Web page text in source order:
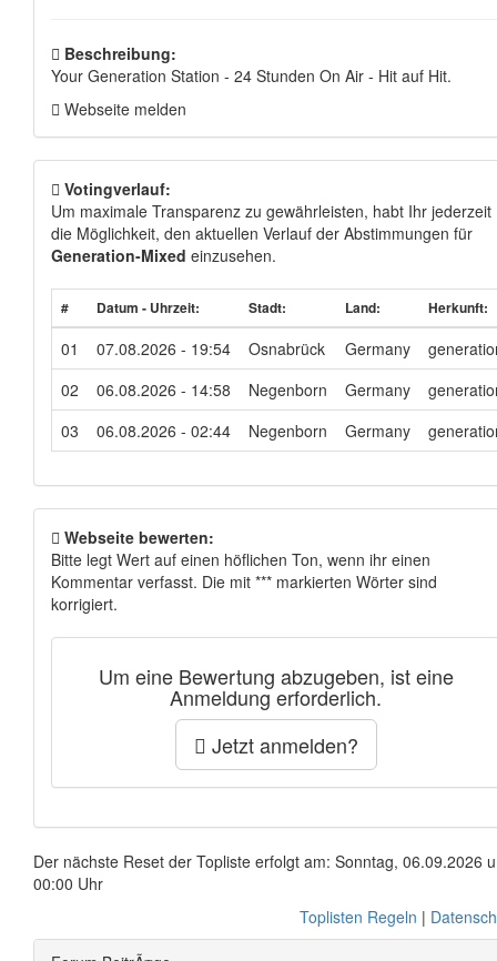
Beschreibung:
Your Generation Station - 24 Stunden On Air - Hit auf Hit.
Webseite melden
Votingverlauf:
Um maximale Transparenz zu gewährleisten, habt Ihr jederzeit
die Möglichkeit, den aktuellen Verlauf der Abstimmungen für
Generation-Mixed einzusehen.
# Datum - Uhrzeit: Stadt: Land: Herkunft:
01 07.08.2026 - 19:54 Osnabrück Germany
02
06.08.2026 - 14:58 Negenborn Germany
03
06.08.2026 - 02:44 Negenborn Germany
Webseite bewerten:
Bitte legt Wert auf einen höflichen Ton, wenn ihr einen
Kommentar verfasst. Die mit *** markierten Wörter sind
korrigiert.
Um eine Bewertung abzugeben, ist eine
Anmeldung erforderlich.
Jetzt anmelden?
Der nächste Reset der Topliste erfolgt am: Sonntag, 06.09.2026
00:00 Uhr
Toplisten Regeln |